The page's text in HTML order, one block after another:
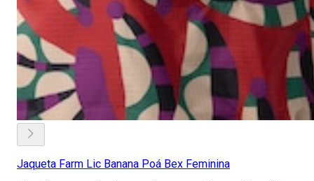
Jaqueta Farm Lic Banana Poá Bex Feminina